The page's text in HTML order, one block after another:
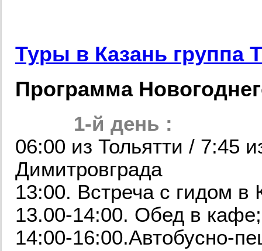
Туры в Казань группа
Программа
1-й день :
06:00 из Тольятти / 7:45
Димитровграда
13:00. Встреча с гидом в
13.00-14:00. Обед в
14:00-16:00.Автобусно-